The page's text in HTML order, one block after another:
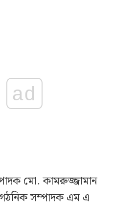
ad
মো. কামরুজ্জামান
সম্পাদক এম এ